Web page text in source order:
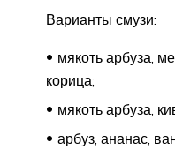
Варианты смузи:
мякоть арбуза,
корица;
мякоть арбуза,
арбуз, ананас,